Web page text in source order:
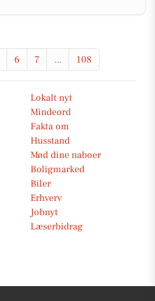
6 7 ... 108
Lokalt nyt
Mindeord
Fakta om
Husstand
Mød dine naboer
Boligmarked
Biler
Erhverv
Jobnyt
Læserbidrag